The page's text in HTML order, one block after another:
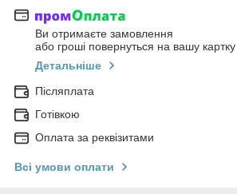
Ви отримаєте замовлення
або гроші повернуться на вашу картку
Детальніше
Післяплата
Готівкою
Оплата за реквізитами
Всі умови оплати